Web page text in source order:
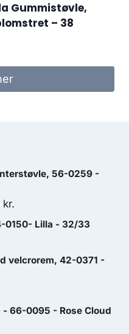
Gummistøvle,
– 38
56-0259 -
kr.
aktuelle
770.00 kr..
0150- Lilla - 32/33
velcrorem, 42-0371 -
- 66-0095 - Rose Cloud